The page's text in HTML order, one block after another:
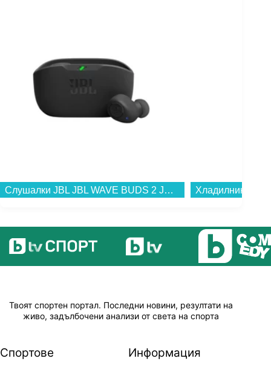
Слушалки JBL JBL WAVE BUDS 2 JBLWBUDS2BLK...
Твоят спортен портал. Последни новини, резултати на
живо, задълбочени анализи от света на спорта
Спортове Информация